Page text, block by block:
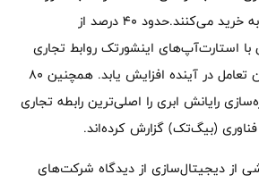
حضوری یا تلفنی اقدام به خرید می‌کنند.حدود ۴۰ درصد از
استارت‌آپ‌های اینشورتک روابط تجاری
دارند و انتظار می‌رود این تعامل در آینده افزایش یابد. همچنین ۸۰
رایانش ابری را اصلی‌ترین رابطه تجاری
(بیگ‌تک) گزارش کرده‌اند.
از دیجیتال‌سازی از دیدگاه شرکت‌های